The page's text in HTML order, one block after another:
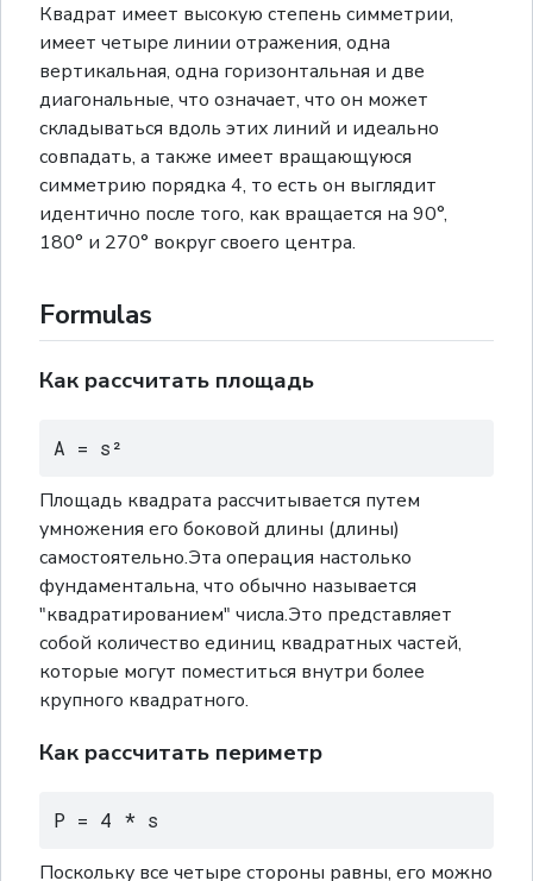
Квадрат имеет высокую степень симметрии,
имеет четыре линии отражения, одна
вертикальная, одна горизонтальная и две
диагональные, что означает, что он может
складываться вдоль этих линий и идеально
совпадать, а также имеет вращающуюся
симметрию порядка 4, то есть он выглядит
идентично после того, как вращается на 90°,
180° и 270° вокруг своего центра.
Formulas
Как рассчитать площадь
A = s²
Площадь квадрата рассчитывается путем
умножения его боковой длины (длины)
самостоятельно.Эта операция настолько
фундаментальна, что обычно называется
"квадратированием" числа.Это представляет
собой количество единиц квадратных частей,
которые могут поместиться внутри более
крупного квадратного.
Как рассчитать периметр
P = 4 * s
Поскольку все четыре стороны равны, его можно